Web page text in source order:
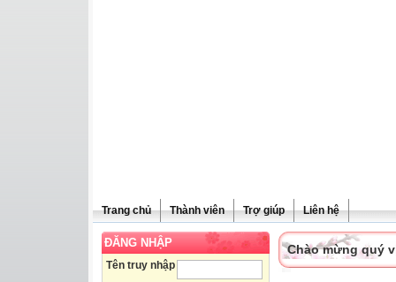
Trang chủ Thành viên Trợ giúp Liên hệ
ĐĂNG NHẬP
Tên truy nhập
Chào mừng quý